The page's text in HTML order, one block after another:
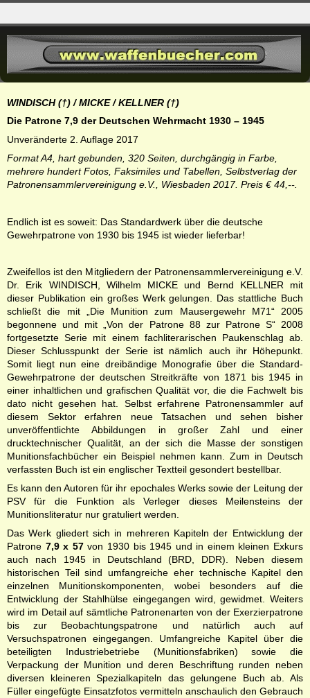
WINDISCH (†) / MICKE / KELLNER (†)
Die Patrone 7,9 der Deutschen Wehrmacht 1930 – 1945
Unveränderte 2. Auflage 2017
Format A4, hart gebunden, 320 Seiten, durchgängig in Farbe,
mehrere hundert Fotos, Faksimiles und Tabellen, Selbstverlag der
Patronensammlervereinigung e.V., Wiesbaden 2017. Preis € 44,--.
Endlich ist es soweit: Das Standardwerk über die deutsche
Gewehrpatrone von 1930 bis 1945 ist wieder lieferbar!
Zweifellos ist den Mitgliedern der Patronensammlervereinigung e.V.
Dr. Erik WINDISCH, Wilhelm MICKE und Bernd KELLNER mit
dieser Publikation ein großes Werk gelungen. Das stattliche Buch
schließt die mit „Die Munition zum Mausergewehr M71“ 2005
begonnene und mit „Von der Patrone 88 zur Patrone S“ 2008
fortgesetzte Serie mit einem fachliterarischen Paukenschlag ab.
Dieser Schlusspunkt der Serie ist nämlich auch ihr Höhepunkt.
Somit liegt nun eine dreibändige Monografie über die Standard-
Gewehrpatrone der deutschen Streitkräfte von 1871 bis 1945 in
einer inhaltlichen und grafischen Qualität vor, die die Fachwelt bis
dato nicht gesehen hat. Selbst erfahrene Patronensammler auf
diesem Sektor erfahren neue Tatsachen und sehen bisher
unveröffentlichte Abbildungen in großer Zahl und einer
drucktechnischer Qualität, an der sich die Masse der sonstigen
Munitionsfachbücher ein Beispiel nehmen kann. Zum in Deutsch
verfassten Buch ist ein englischer Textteil gesondert bestellbar.
Es kann den Autoren für ihr epochales Werks sowie der Leitung der
PSV für die Funktion als Verleger dieses Meilensteins der
Munitionsliteratur nur gratuliert werden.
Das Werk gliedert sich in mehreren Kapiteln der Entwicklung der
Patrone 7,9 x 57von 1930 bis 1945 und in einem kleinen Exkurs
auch nach 1945 in Deutschland (BRD, DDR). Neben diesem
historischen Teil sind umfangreiche eher technische Kapitel den
einzelnen Munitionskomponenten, wobei besonders auf die
Entwicklung der Stahlhülse eingegangen wird, gewidmet. Weiters
wird im Detail auf sämtliche Patronenarten von der Exerzierpatrone
bis zur Beobachtungspatrone und natürlich auch auf
Versuchspatronen eingegangen. Umfangreiche Kapitel über die
beteiligten Industriebetriebe (Munitionsfabriken) sowie die
Verpackung der Munition und deren Beschriftung runden neben
diversen kleineren Spezialkapiteln das gelungene Buch ab. Als
Füller eingefügte Einsatzfotos vermitteln anschaulich den Gebrauch